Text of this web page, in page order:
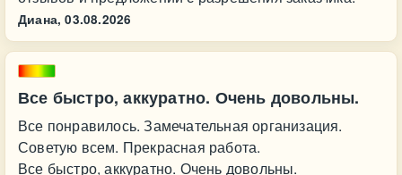
Диана, 03.08.2026
Все быстро, аккуратно. Очень довольны.
Все понравилось. Замечательная организация.
Советую всем. Прекрасная работа.
Все быстро, аккуратно. Очень довольны.